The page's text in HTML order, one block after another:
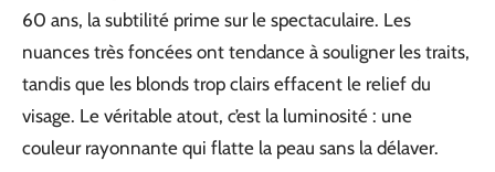
60 ans, la subtilité prime sur le spectaculaire. Les
nuances très foncées ont tendance à souligner les traits,
tandis que les blonds trop clairs effacent le relief du
visage. Le véritable atout, c’est la luminosité : une
couleur rayonnante qui flatte la peau sans la délaver.